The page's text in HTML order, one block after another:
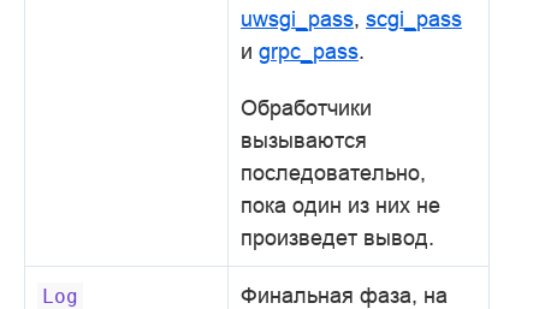
uwsgi_pass, scgi_pass
и grpc_pass.
Обработчики
вызываются
последовательно,
пока один из них не
произведет вывод.
Log
Финальная фаза, на